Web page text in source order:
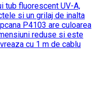
tub fluorescent UV-A,
si un grilaj de inalta
P4103 are culoarea
reduse si este
cu 1 m de cablu